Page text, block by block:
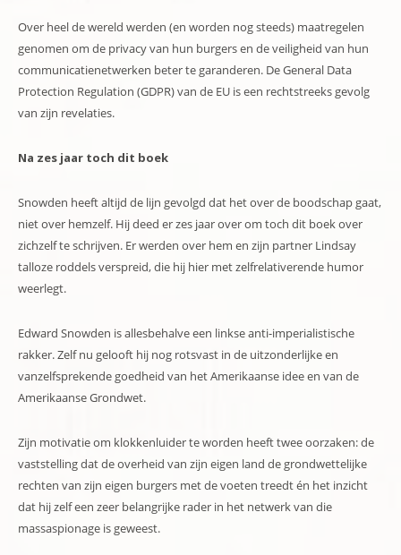
Over heel de wereld werden (en worden nog steeds) maatregelen
genomen om de privacy van hun burgers en de veiligheid van hun
communicatienetwerken beter te garanderen. De General Data
Protection Regulation (GDPR) van de EU is een rechtstreeks gevolg
van zijn revelaties.
Na zes jaar toch dit boek
Snowden heeft altijd de lijn gevolgd dat het over de boodschap gaat,
niet over hemzelf. Hij deed er zes jaar over om toch dit boek over
zichzelf te schrijven. Er werden over hem en zijn partner Lindsay
talloze roddels verspreid, die hij hier met zelfrelativerende humor
weerlegt.
Edward Snowden is allesbehalve een linkse anti-imperialistische
rakker. Zelf nu gelooft hij nog rotsvast in de uitzonderlijke en
vanzelfsprekende goedheid van het Amerikaanse idee en van de
Amerikaanse Grondwet.
Zijn motivatie om klokkenluider te worden heeft twee oorzaken: de
vaststelling dat de overheid van zijn eigen land de grondwettelijke
rechten van zijn eigen burgers met de voeten treedt én het inzicht
dat hij zelf een zeer belangrijke rader in het netwerk van die
massaspionage is geweest.